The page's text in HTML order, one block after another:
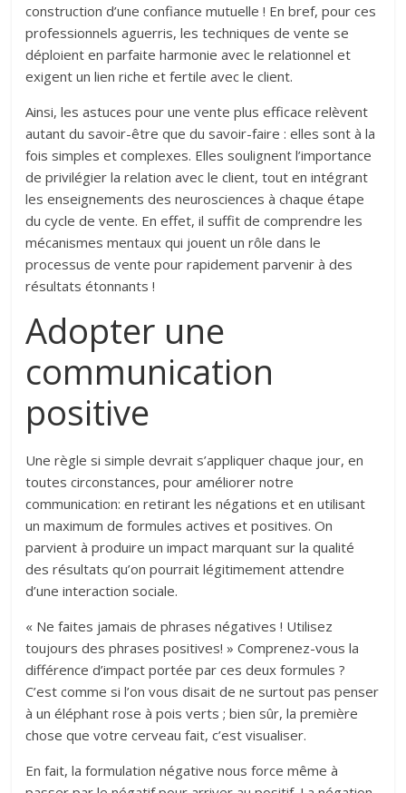
construction d’une confiance mutuelle ! En bref, pour ces
professionnels aguerris, les techniques de vente se
déploient en parfaite harmonie avec le relationnel et
exigent un lien riche et fertile avec le client.
Ainsi, les astuces pour une vente plus efficace relèvent
autant du savoir-être que du savoir-faire : elles sont à la
fois simples et complexes. Elles soulignent l’importance
de privilégier la relation avec le client, tout en intégrant
les enseignements des neurosciences à chaque étape
du cycle de vente. En effet, il suffit de comprendre les
mécanismes mentaux qui jouent un rôle dans le
processus de vente pour rapidement parvenir à des
résultats étonnants !
Adopter une
communication
positive
Une règle si simple devrait s’appliquer chaque jour, en
toutes circonstances, pour améliorer notre
communication: en retirant les négations et en utilisant
un maximum de formules actives et positives. On
parvient à produire un impact marquant sur la qualité
des résultats qu’on pourrait légitimement attendre
d’une interaction sociale.
« Ne faites jamais de phrases négatives ! Utilisez
toujours des phrases positives! » Comprenez-vous la
différence d’impact portée par ces deux formules ?
C’est comme si l’on vous disait de ne surtout pas penser
à un éléphant rose à pois verts ; bien sûr, la première
chose que votre cerveau fait, c’est visualiser.
En fait, la formulation négative nous force même à